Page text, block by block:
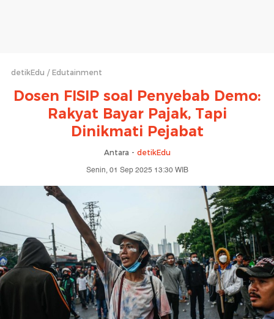
detikEdu Edutainment
Dosen FISIP soal Penyebab Demo:
Rakyat Bayar Pajak, Tapi
Dinikmati Pejabat
Antara - detikEdu
Senin, 01 Sep 2025 13:30 WIB